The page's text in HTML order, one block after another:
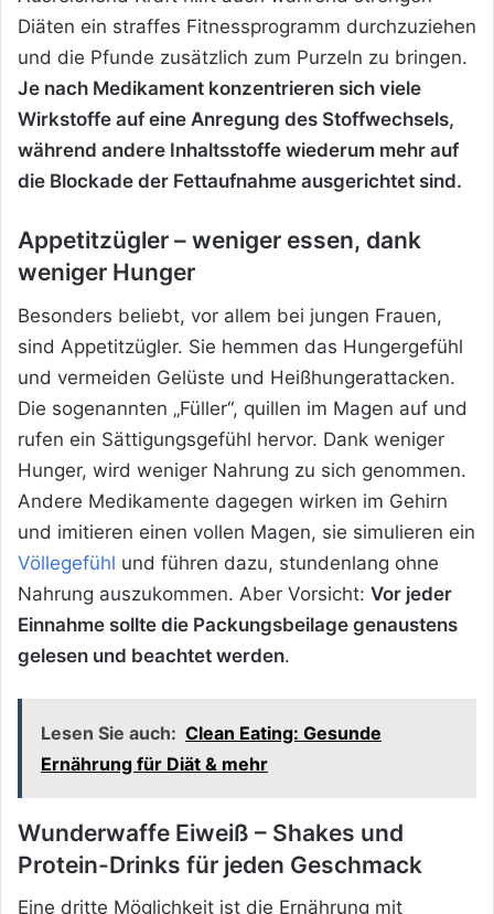
Diäten ein straffes Fitnessprogramm durchzuziehen
und die Pfunde zusätzlich zum Purzeln zu bringen.
Je nach Medikament konzentrieren sich viele
Wirkstoffe auf eine Anregung des Stoffwechsels,
während andere Inhaltsstoffe wiederum mehr auf
die Blockade der Fettaufnahme ausgerichtet sind.
Appetitzügler – weniger essen, dank
weniger Hunger
Besonders beliebt, vor allem bei jungen Frauen,
sind Appetitzügler. Sie hemmen das Hungergefühl
und vermeiden Gelüste und Heißhungerattacken.
Die sogenannten „Füller“, quillen im Magen auf und
rufen ein Sättigungsgefühl hervor. Dank weniger
Hunger, wird weniger Nahrung zu sich genommen.
Andere Medikamente dagegen wirken im Gehirn
und imitieren einen vollen Magen, sie simulieren ein
Völlegefühl und führen dazu, stundenlang ohne
Nahrung auszukommen. Aber Vorsicht: Vor jeder
Einnahme sollte die Packungsbeilage genaustens
gelesen und beachtet werden.
Lesen Sie auch: Clean Eating: Gesunde
Ernährung für Diät & mehr
Wunderwaffe Eiweiß – Shakes und
Protein-Drinks für jeden Geschmack
Eine dritte Möglichkeit ist die Ernährung mit